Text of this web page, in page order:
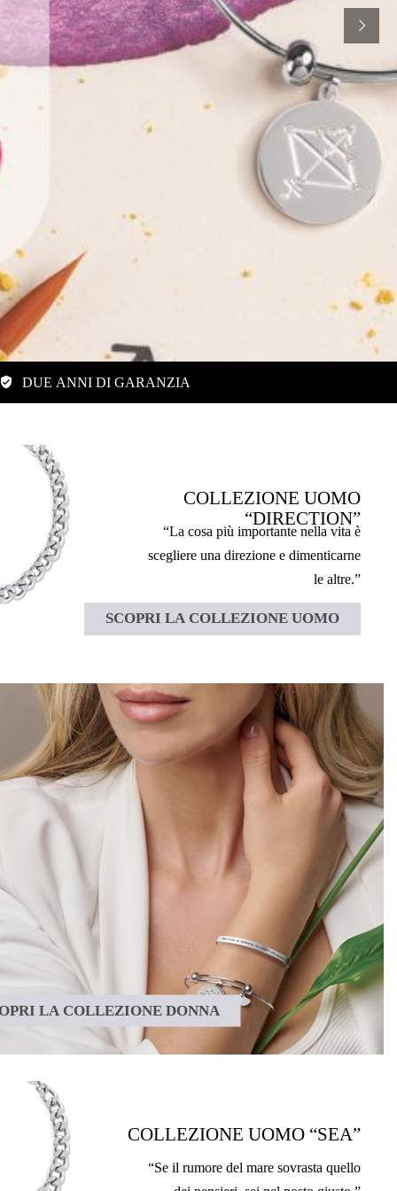
DUE ANNI DI GARANZIA
COLLEZIONE UOMO
“DIRECTION”
“La cosa più importante nella vita è
scegliere una direzione e dimenticarne
le altre.”
SCOPRI LA COLLEZIONE UOMO
LA COLLEZIONE DONNA
COLLEZIONE UOMO “SEA”
“Se il rumore del mare sovrasta quello